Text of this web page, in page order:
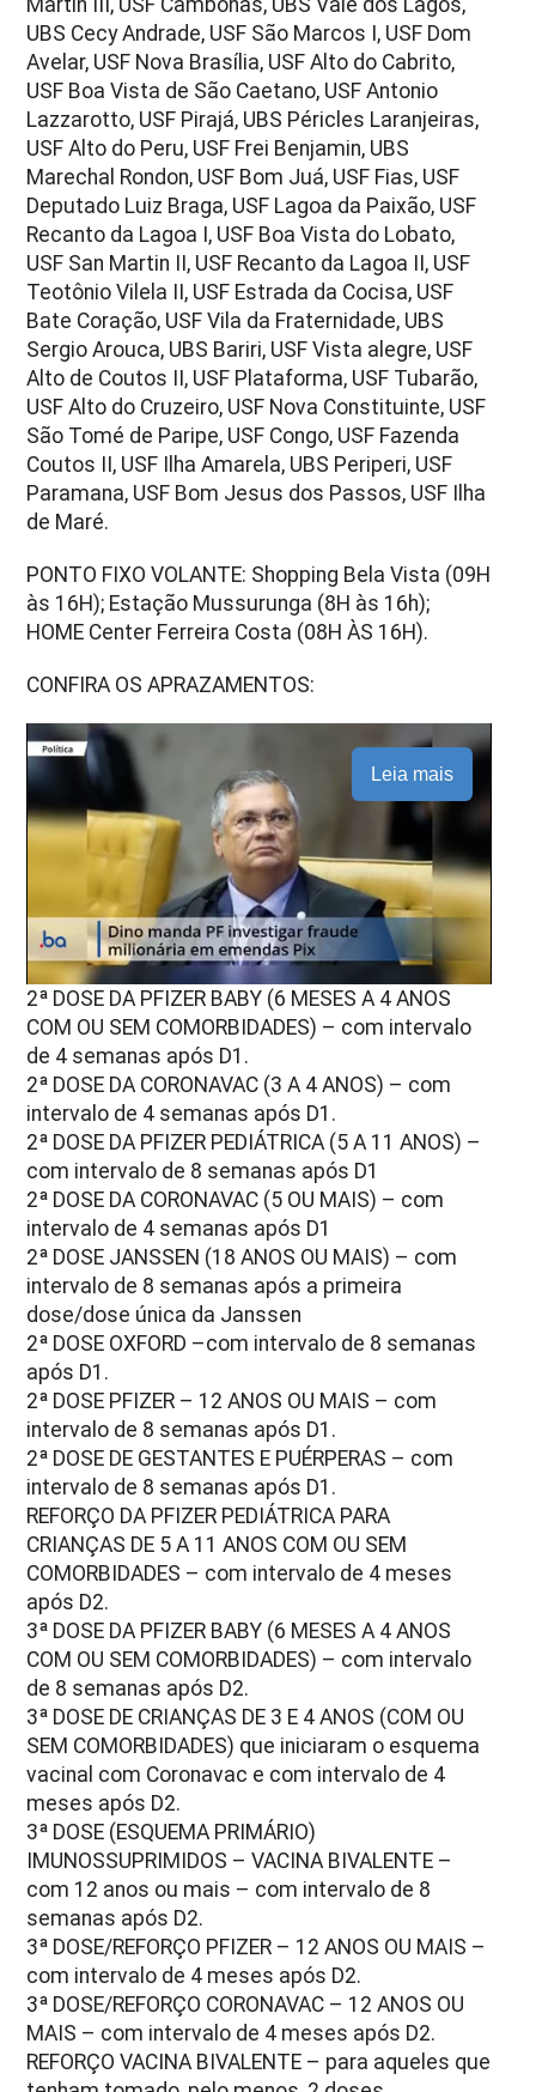
UBS Cecy Andrade, USF São Marcos I, USF Dom
Avelar, USF Nova Brasília, USF Alto do Cabrito,
USF Boa Vista de São Caetano, USF Antonio
Lazzarotto, USF Pirajá, UBS Péricles Laranjeiras,
USF Alto do Peru, USF Frei Benjamin, UBS
Marechal Rondon, USF Bom Juá, USF Fias, USF
Deputado Luiz Braga, USF Lagoa da Paixão, USF
Recanto da Lagoa I, USF Boa Vista do Lobato,
USF San Martin II, USF Recanto da Lagoa II, USF
Teotônio Vilela II, USF Estrada da Cocisa, USF
Bate Coração, USF Vila da Fraternidade, UBS
Sergio Arouca, UBS Bariri, USF Vista alegre, USF
Alto de Coutos II, USF Plataforma, USF Tubarão,
USF Alto do Cruzeiro, USF Nova Constituinte, USF
São Tomé de Paripe, USF Congo, USF Fazenda
Coutos II, USF Ilha Amarela, UBS Periperi, USF
Paramana, USF Bom Jesus dos Passos, USF Ilha
de Maré.
PONTO FIXO VOLANTE: Shopping Bela Vista (09H
às 16H); Estação Mussurunga (8H às 16h);
HOME Center Ferreira Costa (08H ÀS 16H).
CONFIRA OS APRAZAMENTOS:
Leia mais
2ª DOSE DA PFIZER BABY (6 MESES A 4 ANOS
COM OU SEM COMORBIDADES) – com intervalo
de 4 semanas após D1.
2ª DOSE DA CORONAVAC (3 A 4 ANOS) – com
intervalo de 4 semanas após D1.
2ª DOSE DA PFIZER PEDIÁTRICA (5 A 11 ANOS) –
com intervalo de 8 semanas após D1
2ª DOSE DA CORONAVAC (5 OU MAIS) – com
intervalo de 4 semanas após D1
2ª DOSE JANSSEN (18 ANOS OU MAIS) – com
intervalo de 8 semanas após a primeira
dose/dose única da Janssen
2ª DOSE OXFORD –com intervalo de 8 semanas
após D1.
2ª DOSE PFIZER – 12 ANOS OU MAIS – com
intervalo de 8 semanas após D1.
2ª DOSE DE GESTANTES E PUÉRPERAS – com
intervalo de 8 semanas após D1.
REFORÇO DA PFIZER PEDIÁTRICA PARA
CRIANÇAS DE 5 A 11 ANOS COM OU SEM
COMORBIDADES – com intervalo de 4 meses
após D2.
3ª DOSE DA PFIZER BABY (6 MESES A 4 ANOS
COM OU SEM COMORBIDADES) – com intervalo
de 8 semanas após D2.
3ª DOSE DE CRIANÇAS DE 3 E 4 ANOS (COM OU
SEM COMORBIDADES) que iniciaram o esquema
vacinal com Coronavac e com intervalo de 4
meses após D2.
3ª DOSE (ESQUEMA PRIMÁRIO)
IMUNOSSUPRIMIDOS – VACINA BIVALENTE –
com 12 anos ou mais – com intervalo de 8
semanas após D2.
3ª DOSE/REFORÇO PFIZER – 12 ANOS OU MAIS –
com intervalo de 4 meses após D2.
3ª DOSE/REFORÇO CORONAVAC – 12 ANOS OU
MAIS – com intervalo de 4 meses após D2.
REFORÇO VACINA BIVALENTE – para aqueles que